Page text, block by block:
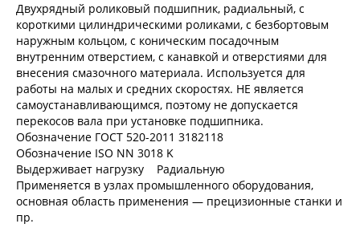
Двухрядный роликовый подшипник, радиальный, с
короткими цилиндрическими роликами, с безбортовым
наружным кольцом, с коническим посадочным
внутренним отверстием, с канавкой и отверстиями для
внесения смазочного материала. Используется для
работы на малых и средних скоростях. НЕ является
самоустанавливающимся, поэтому не допускается
перекосов вала при установке подшипника.
Обозначение ГОСТ 520-2011 3182118
Обозначение ISO NN 3018 K
Выдерживает нагрузку Радиальную
Применяется в узлах промышленного оборудования,
основная область применения — прецизионные станки и
пр.